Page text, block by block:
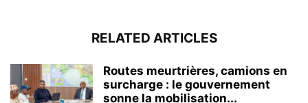
RELATED ARTICLES
Routes meurtrières, camions en
surcharge : le gouvernement
sonne la mobilisation...